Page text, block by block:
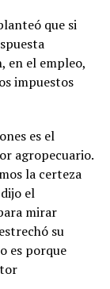
que si
en el empleo,
impuestos
es el
agropecuario.
la certeza
el
mirar
su
es porque